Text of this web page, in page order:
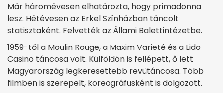
Már háromévesen elhatározta, hogy primadonna
lesz. Hétévesen az Erkel Színházban táncolt
statisztaként. Felvették az Állami Balettintézetbe.
1959-től a Moulin Rouge, a Maxim Varieté és a Lido
Casino táncosa volt. Külföldön is fellépett, ő lett
Magyarország legkeresettebb revütáncosa. Több
filmben is szerepelt, koreográfusként is dolgozott.